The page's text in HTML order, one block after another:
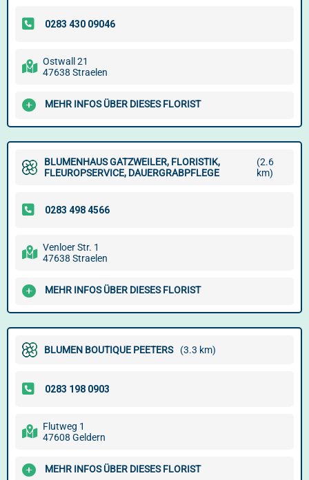
Ostwall 21
47638 Straelen
MEHR INFOS ÜBER DIESES FLORIST
BLUMENHAUS GATZWEILER, FLORISTIK,
FLEUROPSERVICE, DAUERGRABPFLEGE
(2.6
km)
Venloer Str. 1
47638 Straelen
MEHR INFOS ÜBER DIESES FLORIST
BLUMEN BOUTIQUE PEETERS (3.3 km)
Flutweg 1
47608 Geldern
MEHR INFOS ÜBER DIESES FLORIST